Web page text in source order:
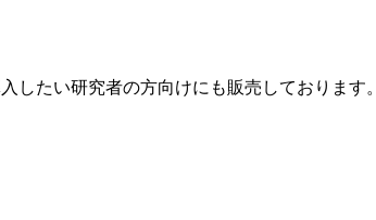
したい研究者の方向けにも販売しております。